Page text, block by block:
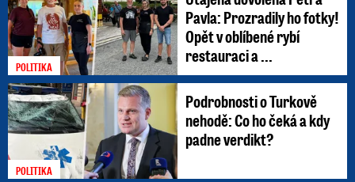
POLITIKA
Pavla: Prozradily ho fotky!
Opět v oblíbené rybí
restauraci a ...
POLITIKA
Podrobnosti o Turkově
nehodě: Co ho čeká a kdy
padne verdikt?